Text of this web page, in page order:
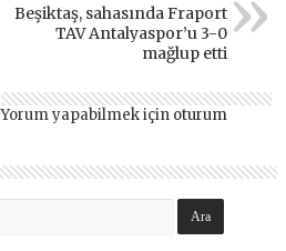
Beşiktaş, sahasında Fraport
TAV Antalyaspor’u 3-0
mağlup etti
Yorum yapabilmek için oturum